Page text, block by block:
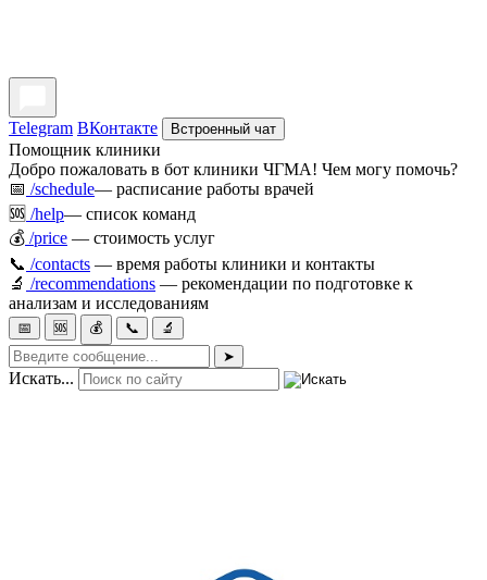
Telegram ВКонтакте Встроенный чат
Помощник клиники
Добро пожаловать в бот клиники ЧГМА! Чем могу помочь?
📅 /schedule— расписание работы врачей
🆘 /help— список команд
💰 /price — стоимость услуг
📞 /contacts — время работы клиники и контакты
🔬 /recommendations — рекомендации по подготовке к
анализам и исследованиям
📅 🆘 💰 📞
🔬
➤
Искать...